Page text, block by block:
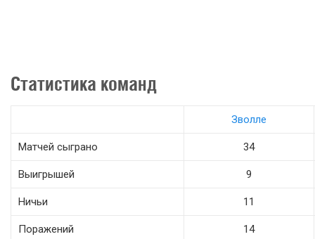
Статистика команд
Зволле
Матчей сыграно 34
Выигрышей 9
Ничьи 11
Поражений 14